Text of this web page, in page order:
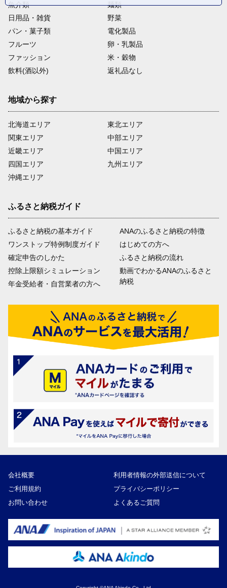
魚介類
麺類
日用品・雑貨
野菜
パン・菓子類
電化製品
フルーツ
卵・乳製品
ファッション
米・穀物
飲料(酒以外)
返礼品なし
地域から探す
北海道エリア
関東エリア
近畿エリア
四国エリア
沖縄エリア
東北エリア
中部エリア
中国エリア
九州エリア
ふるさと納税ガイド
ふるさと納税の基本ガイド
ワンストップ特例制度ガイド
確定申告のしかた
控除上限額シミュレーション
年金受給者・自営業者の方へ
ANAのふるさと納税の特徴
はじめての方へ
ふるさと納税の流れ
動画でわかるANAのふるさと
納税
会社概要
利用者情報の外部送信について
ご利用規約
プライバシーポリシー
お問い合わせ
よくあるご質問